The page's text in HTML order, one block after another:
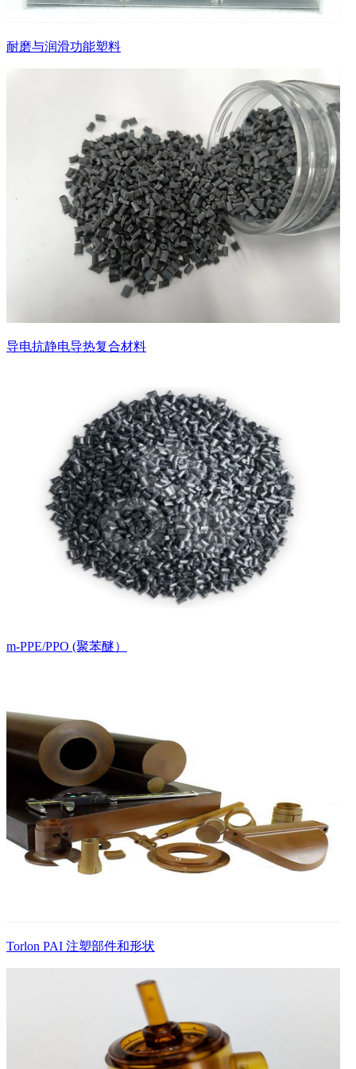
耐磨与润滑功能塑料
导电抗静电导热复合材料
m-PPE/PPO (聚苯醚）
Torlon PAI 注塑部件和形状